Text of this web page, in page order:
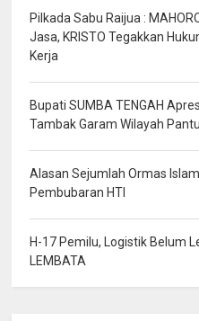
Pilkada Sabu Raijua :
Jasa, KRISTO Tegakkan
Kerja
Bupati SUMBA TENGAH
Tambak Garam Wilayah
Alasan Sejumlah Ormas
Pembubaran HTI
H-17 Pemilu, Logistik Belum
LEMBATA